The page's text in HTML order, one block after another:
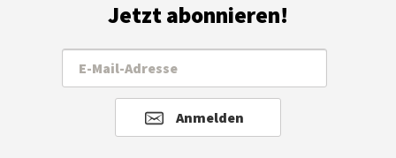
Jetzt abonnieren!
Anmelden